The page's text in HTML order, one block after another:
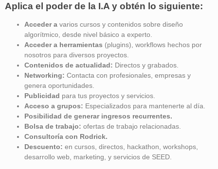
Aplica el poder de la I.A y obtén lo siguiente:
Acceder a varios cursos y contenidos sobre diseño
algorítmico, desde nivel básico a experto.
Acceder a herramientas (plugins), workflows hechos por
nosotros para diversos proyectos.
Contenidos de actualidad: Directos y grabados.
Networking: Contacta con profesionales, empresas y
genera oportunidades.
Publicidad para tus proyectos y servicios.
Acceso a grupos: Especializados para mantenerte al día.
Posibilidad de generar ingresos recurrentes.
Bolsa de trabajo: ofertas de trabajo relacionadas.
Consultoría con Rodrick.
Descuento: en cursos, directos, hackathon, workshops,
desarrollo web, marketing, y servicios de SEED.